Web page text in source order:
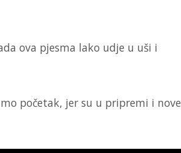
ova pjesma lako udje u uši i
početak, jer su u pripremi i nove